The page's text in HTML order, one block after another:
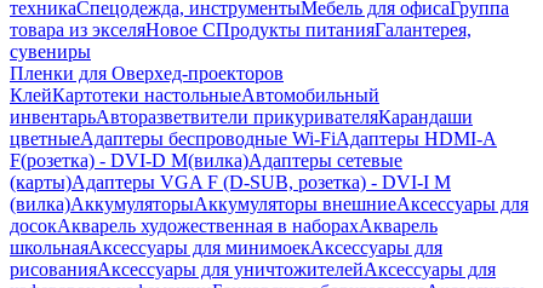
техникаСпецодежда, инструментыМебель для офисаГруппа
товара из экселяНовое СПродукты питанияГалантерея,
сувениры
Пленки для Оверхед-проекторов
КлейКартотеки настольныеАвтомобильный
инвентарьАвторазветвители прикуривателяКарандаши
цветныеАдаптеры беспроводные Wi-FiАдаптеры HDMI-A
F(розетка) - DVI-D M(вилка)Адаптеры сетевые
(карты)Адаптеры VGA F (D-SUB, розетка) - DVI-I M
(вилка)АккумуляторыАккумуляторы внешниеАксессуары для
досокАкварель художественная в наборахАкварель
школьнаяАксессуары для минимоекАксессуары для
рисованияАксессуары для уничтожителейАксессуары для